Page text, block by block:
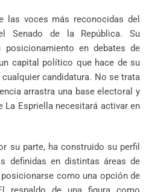
las voces más reconocidas del
Senado de la República. Su
en debates de
capital político que hace de su
candidatura. No se trata
arrastra una base electoral y
La Espriella necesitará activar en
su parte, ha construido su perfil
definidas en distintas áreas de
como una opción de